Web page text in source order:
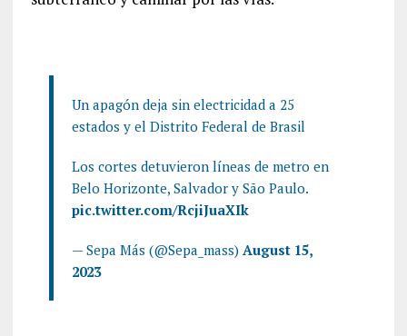
Un apagón deja sin electricidad a 25
estados y el Distrito Federal de Brasil
Los cortes detuvieron líneas de metro en
Belo Horizonte, Salvador y São Paulo.
pic.twitter.com/RcjiJuaXIk
— Sepa Más (@Sepa_mass) August 15,
2023